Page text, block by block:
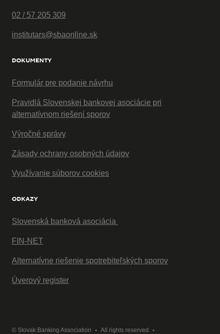
02 / 57 205 309
institutars@sbaonline.sk
DOKUMENTY
Formulár pre podanie návrhu
Pravidlá Slovenskej bankovej asociácie pri
alternatívnom riešení sporov
Výročné správy
Zásady ochrany osobných údajov
Využívanie súborov cookies
ODKAZY
Slovenská banková asociácia
FIN-NET
Alternatívne riešenie spotrebiteľských sporov
Úverový register
© Slovak Banking Association All rights reserved